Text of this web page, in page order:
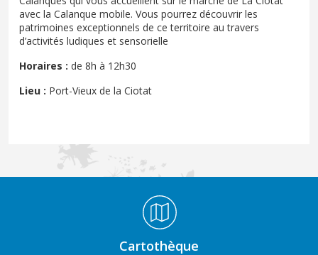
avec la Calanque mobile. Vous pourrez découvrir les
patrimoines exceptionnels de ce territoire au travers
d’activités ludiques et sensorielle
Horaires : de 8h à 12h30
Lieu : Port-Vieux de la Ciotat
Cartothèque